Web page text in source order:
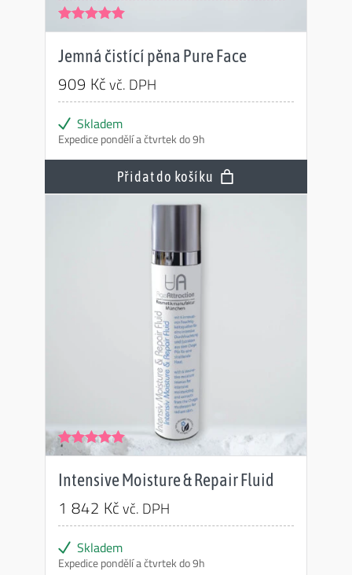
Hodnocení
Jemná čistící pěna Pure Face
909 Kčvč. DPH
Skladem
Expedice pondělí a čtvrtek do 9h
Přidat do košíku
Hodnocení
Intensive Moisture & Repair Fluid
1 842 Kčvč. DPH
Skladem
Expedice pondělí a čtvrtek do 9h